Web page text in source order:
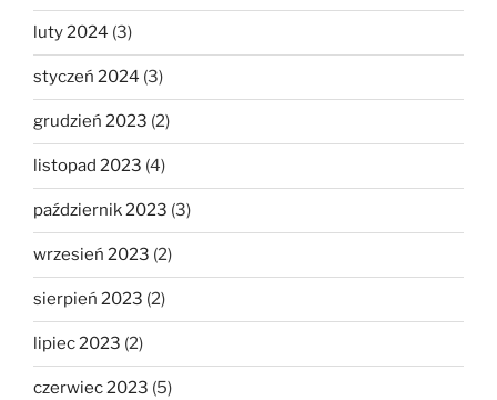
luty 2024 (3)
styczeń 2024 (3)
grudzień 2023 (2)
listopad 2023 (4)
październik 2023 (3)
wrzesień 2023 (2)
sierpień 2023 (2)
lipiec 2023 (2)
czerwiec 2023 (5)